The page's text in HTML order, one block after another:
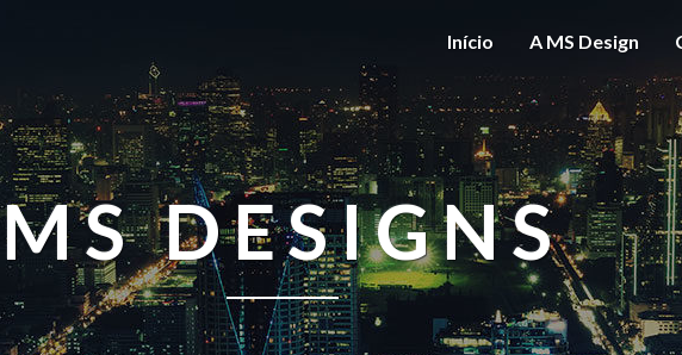
Início A MS Design
MS DESIGNS